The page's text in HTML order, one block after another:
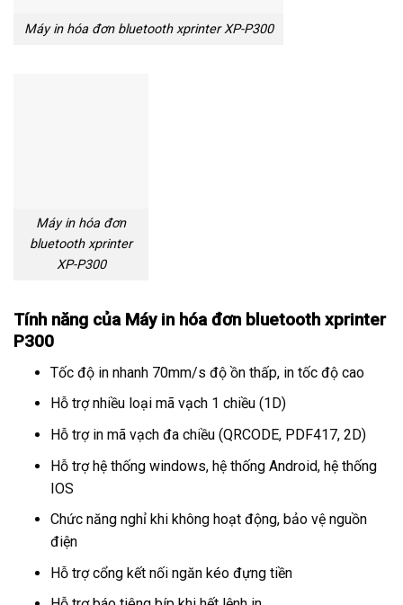
Máy in hóa đơn bluetooth xprinter XP-P300
Máy in hóa đơn
bluetooth xprinter
XP-P300
Tính năng của Máy in hóa đơn bluetooth xprinter
P300
Tốc độ in nhanh 70mm/s độ ồn thấp, in tốc độ cao
Hỗ trợ nhiều loại mã vạch 1 chiều (1D)
Hỗ trợ in mã vạch đa chiều (QRCODE, PDF417, 2D)
Hỗ trợ hệ thống windows, hệ thống Android, hệ thống
IOS
Chức năng nghỉ khi không hoạt động, bảo vệ nguồn
điện
Hỗ trợ cổng kết nối ngăn kéo đựng tiền